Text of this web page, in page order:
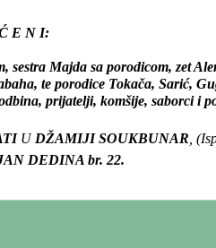
E N I:
sestra Majda sa porodicom, zet
te porodice Tokača, Sarić,
prijatelji, komšije, saborci i
U DŽAMIJI SOUKBUNAR ,
DEDINA br. 22.